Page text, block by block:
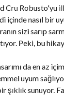
Cru Robusto'yu
içinde nasıl bir
sizi sarıp
Peki, bu
da en az
uyum
şıklık sunuyor.